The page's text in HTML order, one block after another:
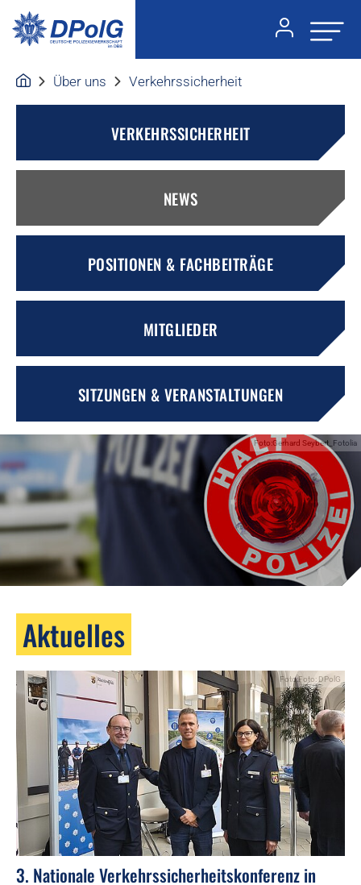
Über uns Verkehrssicherheit
VERKEHRSSICHERHEIT
NEWS
POSITIONEN & FACHBEITRÄGE
MITGLIEDER
SITZUNGEN & VERANSTALTUNGEN
Foto:Gerhard Seybert_Fotolia
Aktuelles
Foto:Foto: DPolG
3. Nationale Verkehrssicherheitskonferenz in